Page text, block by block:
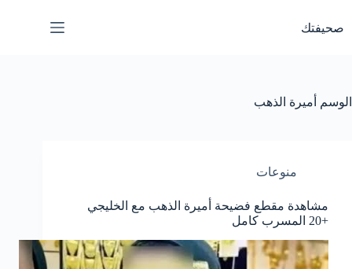
المحتوى
صحيفتك
الوسم أميرة الذهب
منوعات
مشاهدة مقطع فضيحة أميرة الذهب مع الخليجي
+20 المسرب كامل